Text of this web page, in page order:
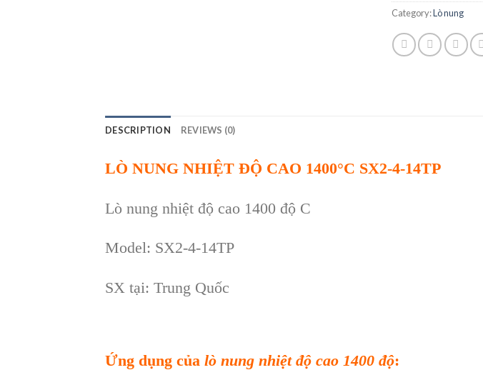
Category:Lò nung
DESCRIPTION REVIEWS (0)
LÒ NUNG NHIỆT ĐỘ CAO 1400°C SX2-4-14TP
Lò nung nhiệt độ cao 1400 độ C
Model: SX2-4-14TP
SX tại: Trung Quốc
Ứng dụng của lò nung nhiệt độ cao 1400 độ: